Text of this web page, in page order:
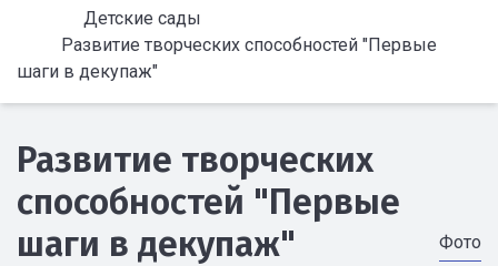
Детские сады
Развитие творческих способностей "Первые
шаги в декупаж"
Развитие творческих
способностей "Первые
шаги в декупаж"
Фото